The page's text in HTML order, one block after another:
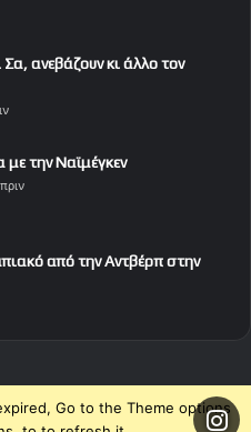
ανεβάζουν κι άλλο τον
με την Ναϊμέγκεν
από την Αντβέρπ στην
Go to the Theme options